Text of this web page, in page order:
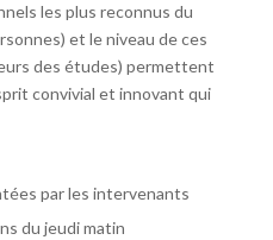
les plus reconnus du
et le niveau de ces
des études) permettent
convivial et innovant qui
par les intervenants
du jeudi matin